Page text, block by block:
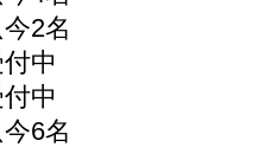
2名
中
中
6名